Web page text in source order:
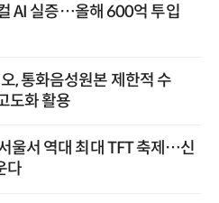
AI 실증…올해 600억 투입
, 통화음성원본 제한적 수
도화 활용
울서 역대 최대 TFT 축제…신
다